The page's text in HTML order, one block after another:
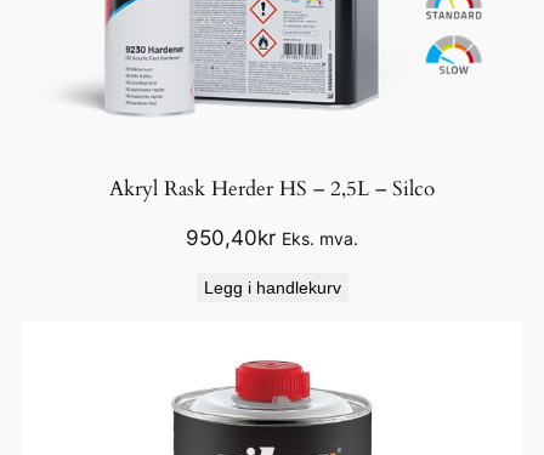
Akryl Rask Herder HS – 2,5L – Silco
950,40kr Eks. mva.
Legg i handlekurv